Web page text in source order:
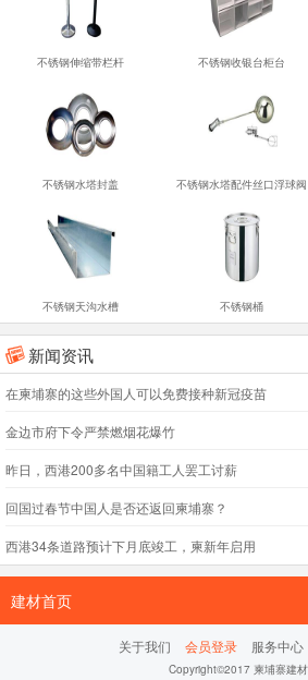
不锈钢伸缩带栏杆 不锈钢收银台柜台
不锈钢水塔封盖 不锈钢水塔配件丝口浮球阀
不锈钢天沟水槽 不锈钢桶
 新闻资讯
在柬埔寨的这些外国人可以免费接种新冠疫苗
金边市府下令严禁燃烟花爆竹
昨日，西港200多名中国籍工人罢工讨薪
回国过春节中国人是否还返回柬埔寨？
西港34条道路预计下月底竣工，柬新年启用
建材首页
关于我们 会员登录 服务中心
Copyright©2017 柬埔寨建